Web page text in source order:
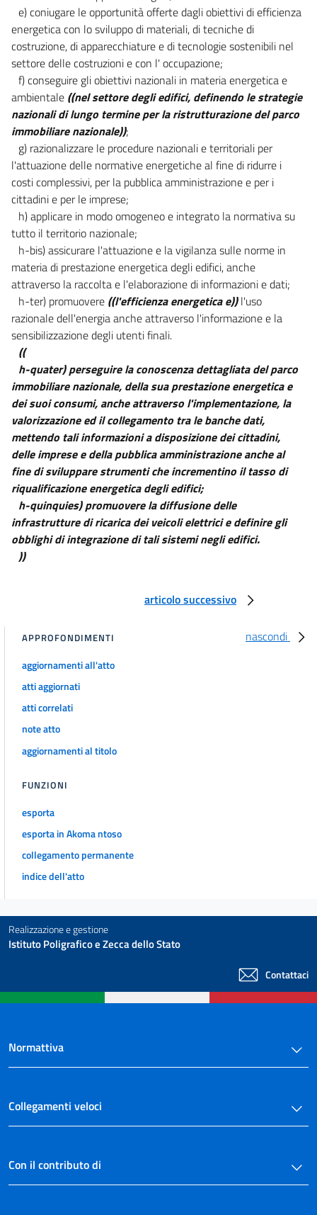
e) coniugare le opportunità offerte dagli obiettivi di efficienza
energetica con lo sviluppo di materiali, di tecniche di
costruzione, di apparecchiature e di tecnologie sostenibili nel
settore delle costruzioni e con l' occupazione;
f) conseguire gli obiettivi nazionali in materia energetica e
ambientale ((nel settore degli edifici, definendo le strategie
nazionali di lungo termine per la ristrutturazione del parco
immobiliare nazionale));
g) razionalizzare le procedure nazionali e territoriali per
l'attuazione delle normative energetiche al fine di ridurre i
costi complessivi, per la pubblica amministrazione e per i
cittadini e per le imprese;
h) applicare in modo omogeneo e integrato la normativa su
tutto il territorio nazionale;
h-bis) assicurare l'attuazione e la vigilanza sulle norme in
materia di prestazione energetica degli edifici, anche
attraverso la raccolta e l'elaborazione di informazioni e dati;
h-ter) promuovere ((l'efficienza energetica e))l'uso
razionale dell'energia anche attraverso l'informazione e la
sensibilizzazione degli utenti finali.
((
h-quater) perseguire la conoscenza dettagliata del parco
immobiliare nazionale, della sua prestazione energetica e
dei suoi consumi, anche attraverso l'implementazione, la
valorizzazione ed il collegamento tra le banche dati,
mettendo tali informazioni a disposizione dei cittadini,
delle imprese e della pubblica amministrazione anche al
fine di sviluppare strumenti che incrementino il tasso di
riqualificazione energetica degli edifici;
h-quinquies) promuovere la diffusione delle
infrastrutture di ricarica dei veicoli elettrici e definire gli
obblighi di integrazione di tali sistemi negli edifici.
))
articolo successivo
nascondi
APPROFONDIMENTI
aggiornamenti all'atto
atti aggiornati
atti correlati
note atto
aggiornamenti al titolo
FUNZIONI
esporta
esporta in Akoma ntoso
collegamento permanente
indice dell'atto
Realizzazione e gestione
Istituto Poligrafico e Zecca dello Stato
Contattaci
Normattiva
Collegamenti veloci
Con il contributo di